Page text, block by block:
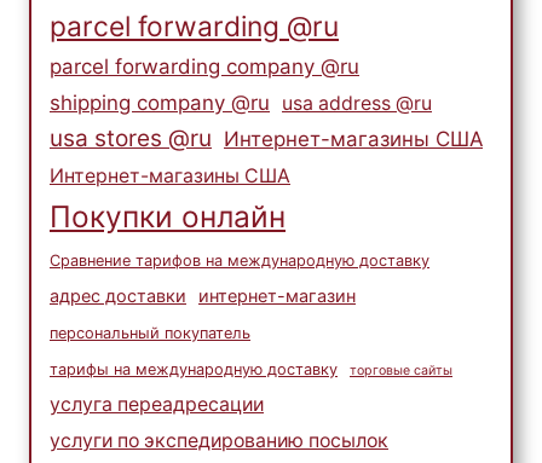
parcel forwarding @ru
parcel forwarding company @ru
shipping company @ru
usa address @ru
usa stores @ru Интернет-магазины США
Интернет-магазины США
Покупки онлайн
Сравнение тарифов на международную доставку
адрес доставки интернет-магазин
персональный покупатель
тарифы на международную доставку
торговые сайты
услуга переадресации
услуги по экспедированию посылок